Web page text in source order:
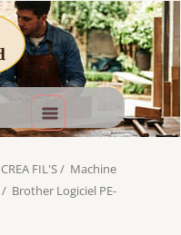
CREA FIL'S/ Machine
/ Brother Logiciel PE-